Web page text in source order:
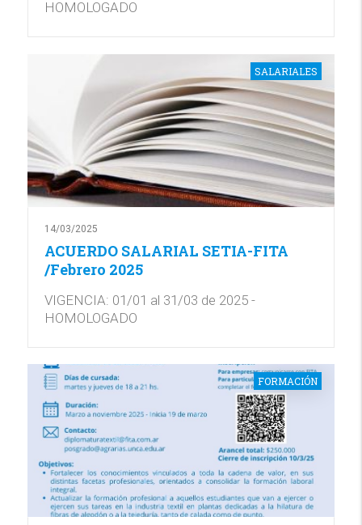
HOMOLOGADO
SALARIALES
14/03/2025
ACUERDO SALARIAL SETIA-FITA
/Febrero 2025
VIGENCIA: 01/01 al 31/03 de 2025 -
HOMOLOGADO
FORMACIÓN